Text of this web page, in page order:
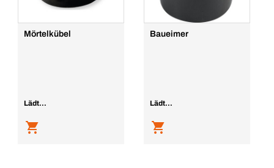
Mörtelkübel
Lädt...
Baueimer
Lädt...